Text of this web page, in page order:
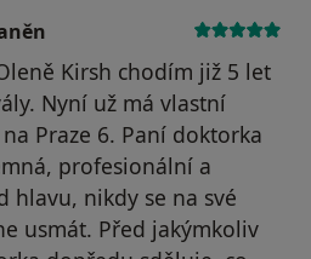
Kirsh chodím již 5 let
Nyní už má vlastní
Praze 6. Paní doktorka
profesionální a
hlavu, nikdy se na své
usmát. Před jakýmkoliv